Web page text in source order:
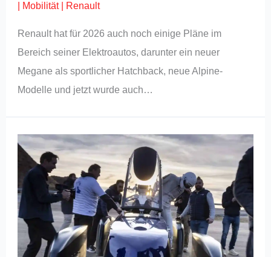
Mobilität| Renault
Renault hat für 2026 auch noch einige Pläne im
Bereich seiner Elektroautos, darunter ein neuer
Megane als sportlicher Hatchback, neue Alpine-
Modelle und jetzt wurde auch…